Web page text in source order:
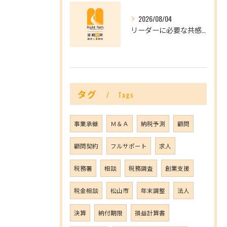
2026/08/04
タグ Tags
事業承継 Ｍ＆Ａ 納税予測 顧問
顧問契約 フルサポート 求人
税務署 相談 税務調査 創業支援
税金相談 松山市 年末調整 法人
決算 納付期限 損益計算書